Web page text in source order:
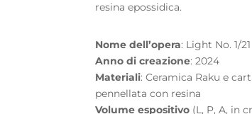
resina epossidica.
Nome dell’opera: Light No. 1/21
Anno di creazione: 2024
Materiali: Ceramica Raku e
pennellata con resina
Volume espositivo (L, P, A, in